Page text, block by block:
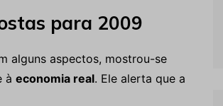
para 2009
alguns aspectos, mostrou-se
à economia real. Ele alerta que a